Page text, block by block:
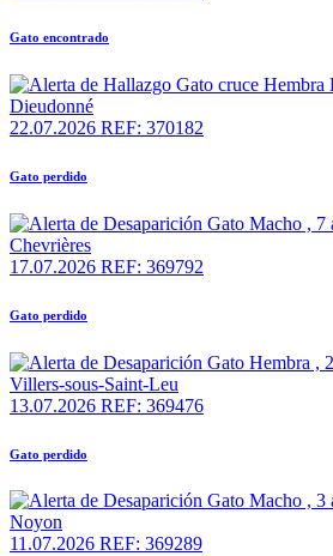
Gato encontrado
Dieudonné
22.07.2026 REF: 370182
Gato perdido
Chevrières
17.07.2026 REF: 369792
Gato perdido
Villers-sous-Saint-Leu
13.07.2026 REF: 369476
Gato perdido
Noyon
11.07.2026 REF: 369289